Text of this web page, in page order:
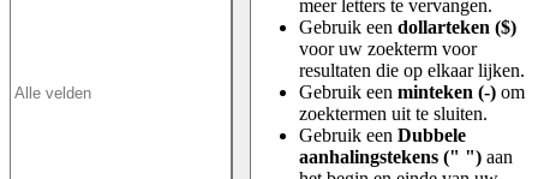
meer letters te vervangen.
Gebruik een dollarteken ($)
voor uw zoekterm voor
resultaten die op elkaar lijken.
Gebruik een minteken (-) om
zoektermen uit te sluiten.
Gebruik een Dubbele
aanhalingstekens (" ") aan